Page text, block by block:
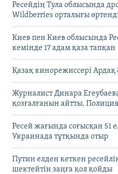
Ресейдің Тула облысында
Wildberries орталығы
Киев пен Киев облысында
кемінде 17 адам қаза тапқан
Қазақ кинорежиссері Ардақ
Журналист Динара
қозғалғанын айтты. Полиция
Ресей жағында соғысқан 51
Украинада тұтқында отыр
Путин елден кеткен
шектейтін заңға қол қойды